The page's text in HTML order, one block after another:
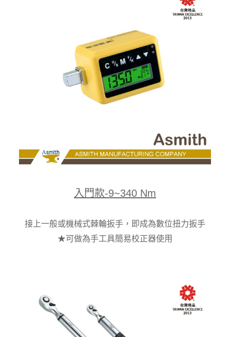
入門款-9~340 Nm
接上一般或機械式棘輪扳手，即成為數位扭力扳手
★可做為手工具簡易校正器使用